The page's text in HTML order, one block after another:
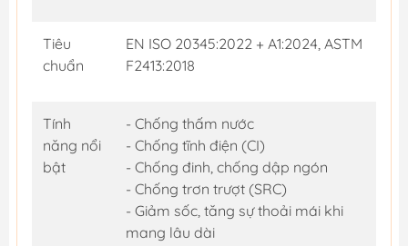
Tiêu
chuẩn
EN ISO 20345:2022 + A1:2024, ASTM
F2413:2018
Tính
năng nổi
bật
- Chống thấm nước
- Chống tĩnh điện (CI)
- Chống đinh, chống dập ngón
- Chống trơn trượt (SRC)
- Giảm sốc, tăng sự thoải mái khi
mang lâu dài